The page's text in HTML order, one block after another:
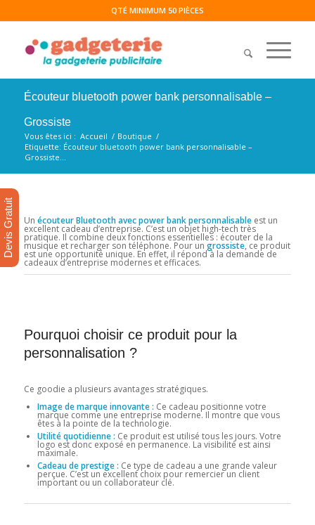
QTÉ MINIMUM 50 PIÈCES
Écouteur bluetooth power bank personnalisable –
Grossiste
Vous êtes ici : Accueil / Boutique /
Etiquette: Écouteur bluetooth power bank personnalisable –
Grossiste...
Un écouteur Bluetooth avec power bank personnalisableest un
excellent cadeau d’entreprise. C’est un objet high-tech très
pratique. Il combine deux fonctions essentielles : écouter de la
musique et recharger son téléphone. Pour un grossiste, ce produit
est une opportunité unique. En effet, il répond à la demande de
cadeaux d’entreprise modernes et efficaces.
Pourquoi choisir ce produit pour la
personnalisation ?
Ce goodie a plusieurs avantages stratégiques.
Image de marque innovante : Ce cadeau positionne votre
marque comme une entreprise moderne. Il montre que vous
êtes à la pointe de la technologie.
Utilité quotidienne : Ce produit est utilisé tous les jours. Votre
logo est donc exposé en permanence. La visibilité est ainsi
maximale.
Cadeau de prestige : Ce type de cadeau a une grande valeur
perçue. C’est un excellent choix pour remercier un client
important ou un collaborateur clé.
Devis Gratuit